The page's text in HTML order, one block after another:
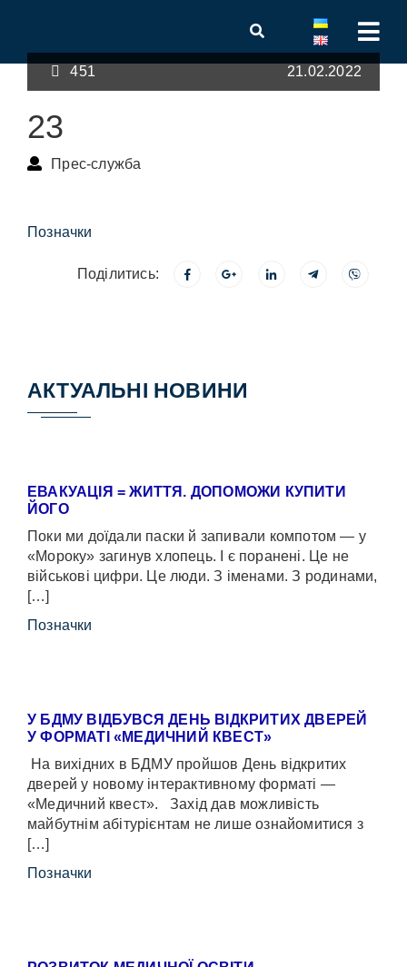
451 21.02.2022
23
Прес-служба
Позначки
Поділитись:
АКТУАЛЬНІ НОВИНИ
ЕВАКУАЦІЯ = ЖИТТЯ. ДОПОМОЖИ КУПИТИ
ЙОГО
Поки ми доїдали паски й запивали компотом — у
«Мороку» загинув хлопець. І є поранені. Це не
військові цифри. Це люди. З іменами. З родинами,
[…]
Позначки
У БДМУ ВІДБУВСЯ ДЕНЬ ВІДКРИТИХ ДВЕРЕЙ
У ФОРМАТІ «МЕДИЧНИЙ КВЕСТ»
На вихідних в БДМУ пройшов День відкритих
дверей у новому інтерактивному форматі —
«Медичний квест». Захід дав можливість
майбутнім абітурієнтам не лише ознайомитися з
[…]
Позначки